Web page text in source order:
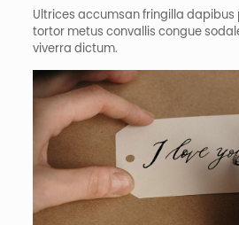
Ultrices accumsan fringilla
tortor metus convallis congue
viverra dictum.